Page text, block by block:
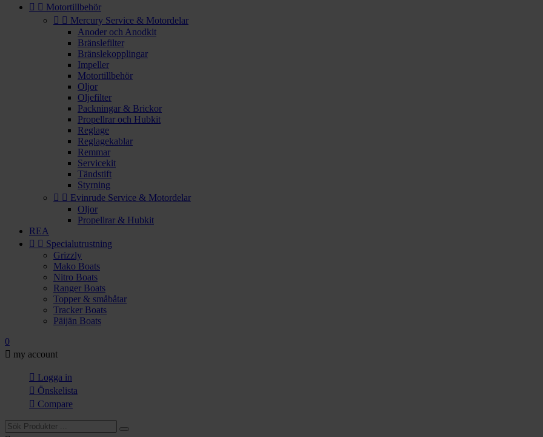
  Motortillbehör
  Mercury Service & Motordelar
Anoder och Anodkit
Bränslefilter
Bränslekopplingar
Impeller
Motortillbehör
Oljor
Oljefilter
Packningar & Brickor
Propellrar och Hubkit
Reglage
Reglagekablar
Remmar
Servicekit
Tändstift
Styrning
  Evinrude Service & Motordelar
Oljor
Propellrar & Hubkit
REA
  Specialutrustning
Grizzly
Mako Boats
Nitro Boats
Ranger Boats
Topper & småbåtar
Tracker Boats
Päijän Boats
0
 my account
 Logga in
 Önskelista
 Compare